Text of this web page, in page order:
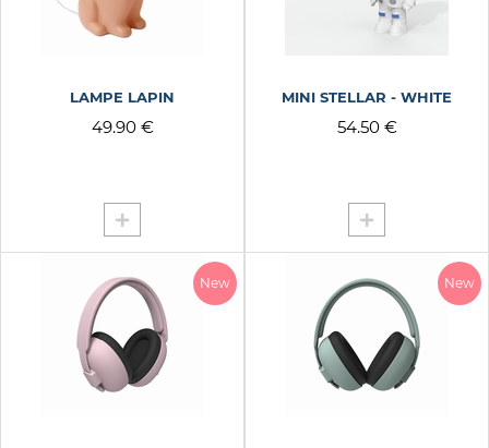
PRINCESSE
LAMPE LAPIN
49.90 €
MINI STELLAR - WHITE
54.50 €
New New